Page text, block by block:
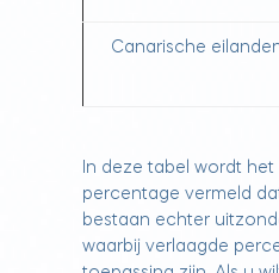
Canarische
In deze tabel wordt het
percentage vermeld
bestaan echter
waarbij verlaagde